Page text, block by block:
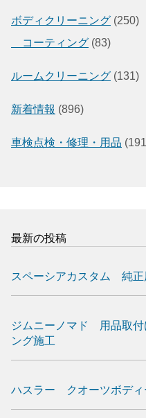
ボディクリーニング (250)
コーティング (83)
ルームクリーニング (131)
新着情報 (896)
車検点検・修理・用品
最新の投稿
スペーシアカスタム 純正
ジムニーノマド 用品取付
ング施工
ハスラー クオーツボディ